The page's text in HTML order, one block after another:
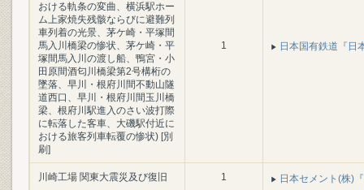
おける軌条の変曲、横浜駅ホー
ム上家焼失残骸ならびに避難列
車列着の光景、茅ケ崎・平塚間
馬入川橋梁の惨状、茅ケ崎・平
塚間馬入川の渡し船、鴨宮・小
田原間酒匂川橋梁第2号構桁の
墜落、早川・根府川間不動山隧
道西口、早川・根府川間玉川橋
梁、根府川駅進入のさい波打際
に転落した客車、大磯駅付近に
おける旅客列車転覆の惨状) [別
刷]
1 日本国有鉄道『日
川崎工場 関東大震災及び復旧 1 日本セメント(株)